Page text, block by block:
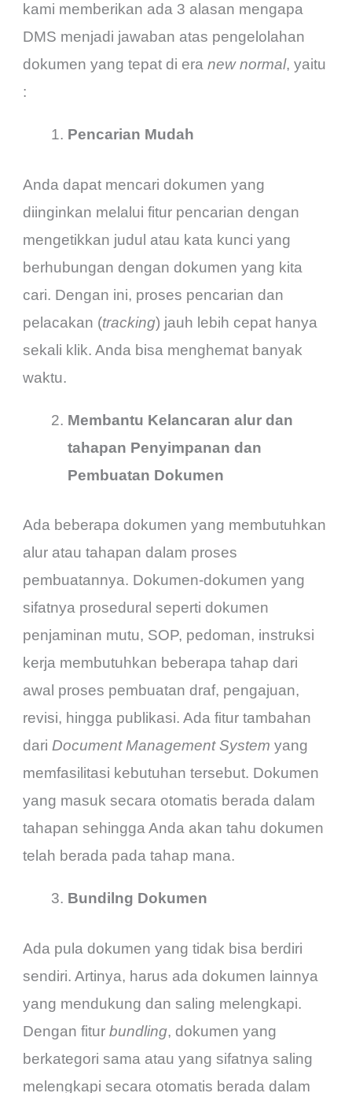
kami memberikan ada 3 alasan mengapa
DMS menjadi jawaban atas pengelolahan
dokumen yang tepat di eranew normal, yaitu
:
Pencarian Mudah
Anda dapat mencari dokumen yang
diinginkan melalui fitur pencarian dengan
mengetikkan judul atau kata kunci yang
berhubungan dengan dokumen yang kita
cari. Dengan ini, proses pencarian dan
pelacakan (tracking) jauh lebih cepat hanya
sekali klik. Anda bisa menghemat banyak
waktu.
Membantu Kelancaran alur dan
tahapan Penyimpanan dan
Pembuatan Dokumen
Ada beberapa dokumen yang membutuhkan
alur atau tahapan dalam proses
pembuatannya. Dokumen-dokumen yang
sifatnya prosedural seperti dokumen
penjaminan mutu, SOP, pedoman, instruksi
kerja membutuhkan beberapa tahap dari
awal proses pembuatan draf, pengajuan,
revisi, hingga publikasi. Ada fitur tambahan
dari Document Management System yang
memfasilitasi kebutuhan tersebut. Dokumen
yang masuk secara otomatis berada dalam
tahapan sehingga Anda akan tahu dokumen
telah berada pada tahap mana.
Bundilng Dokumen
Ada pula dokumen yang tidak bisa berdiri
sendiri. Artinya, harus ada dokumen lainnya
yang mendukung dan saling melengkapi.
Dengan fiturbundling, dokumen yang
berkategori sama atau yang sifatnya saling
melengkapi secara otomatis berada dalam